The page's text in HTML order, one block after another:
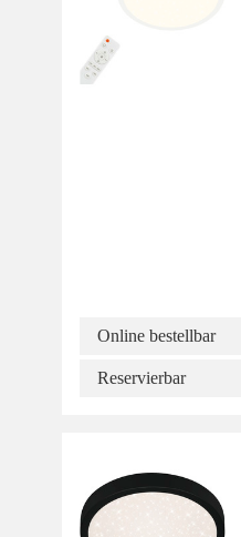
Online bestellbar
Reservierbar